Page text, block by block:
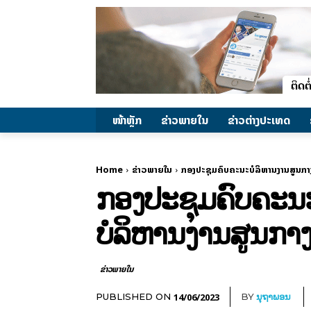
ໜ້າຫຼັກ ຂ່າວພາຍ​ໃນ ຂ່າວຕ່າງປະເທດ
Home ຂ່າວພາຍ​ໃນ ກອງປະຊຸມຄົບຄະນະບໍລິຫານງານສູນກ
ກອງປະຊຸມຄົບຄະ
ບໍລິຫານງານສູນກ
ຂ່າວພາຍ​ໃນ
PUBLISHED ON 14/06/2023 BYນຸຖາພອນ